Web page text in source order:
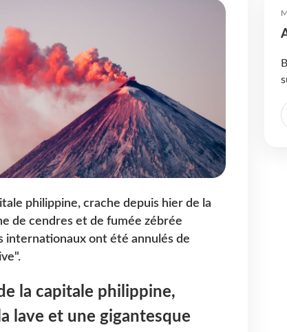
philippine, crache depuis hier de la
de cendres et de fumée zébrée
internationaux ont été annulés de
la capitale philippine,
lave et une gigantesque